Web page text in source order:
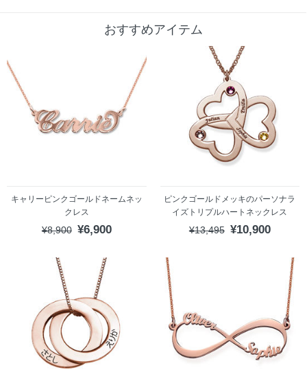
おすすめアイテム
キャリーピンクゴールドネームネッ
クレス
¥8,900 ¥6,900
ピンクゴールドメッキのパーソナラ
イズトリプルハートネックレス
¥13,495 ¥10,900